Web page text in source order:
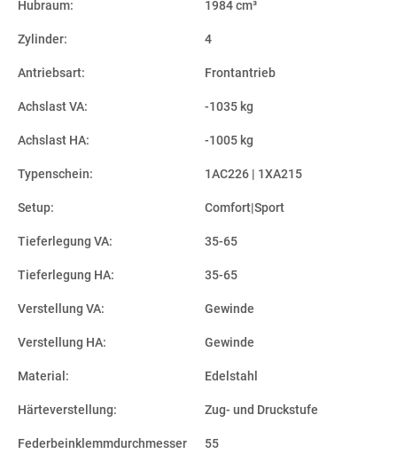
Hubraum: 1984 cm³
Zylinder: 4
Antriebsart: Frontantrieb
Achslast VA: -1035 kg
Achslast HA: -1005 kg
Typenschein: 1AC226 | 1XA215
Setup: Comfort|Sport
Tieferlegung VA: 35-65
Tieferlegung HA: 35-65
Verstellung VA: Gewinde
Verstellung HA: Gewinde
Material: Edelstahl
Härteverstellung: Zug- und Druckstufe
Federbeinklemmdurchmesser
55